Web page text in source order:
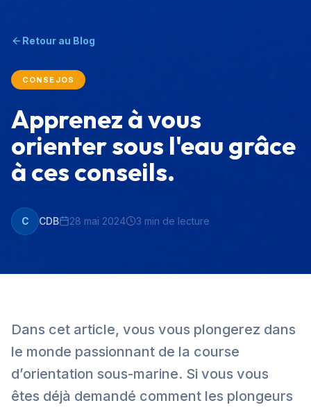
Retour au Blog
CONSEJOS
Apprenez à vous
orienter sous l'eau grâce
à ces conseils.
C CDB 28 mai 2024 3 min de lecture
Dans cet article, vous vous plongerez dans
le monde passionnant de la course
d’orientation sous-marine. Si vous vous
êtes déjà demandé comment les plongeurs